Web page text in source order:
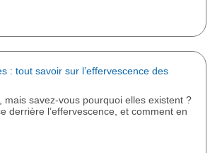
: tout savoir sur l’effervescence des
mais savez-vous pourquoi elles existent ?
derrière l’effervescence, et comment en